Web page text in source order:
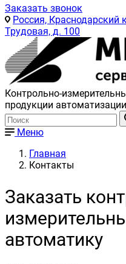
Заказать звонок
Россия, Краснодарский
Трудовая, д. 100
Контрольно-
продукции
Меню
Главная
Контакты
Заказать
автоматику